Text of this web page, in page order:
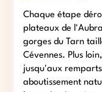
Chaque étape
plateaux de
gorges du Tarn
Cévennes. Plus
jusqu'aux
aboutissement